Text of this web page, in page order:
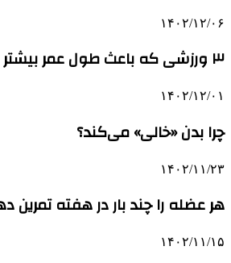
۱۴۰۲/۱۲/۰۶
۳ ورزشی که باعث طول عمر بیشتر می‌شوند
۱۴۰۲/۱۲/۰۱
چرا بدن «خالی» می‌کند؟
۱۴۰۲/۱۱/۲۳
هر عضله را چند بار در هفته تمرین
۱۴۰۲/۱۱/۱۵